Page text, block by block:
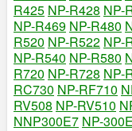
R425 NP-R428 NP-
NP-R469 NP-R480
R520 NP-R522 NP-
NP-R540 NP-R580
R720 NP-R728 NP-
RC730 NP-RF710
RV508 NP-RV510
NNP300E7 NP-